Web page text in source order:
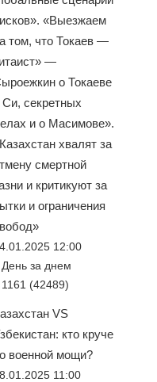
«Выезжаем
том, что Токаев —
—
о Токаеве
Си, секретных
и о Масимове».
хвалят за
смертной
и критикуют за
и ограничения
12:00
День за днем
1161 (42489)
VS
кто круче
военной мощи?
11:00